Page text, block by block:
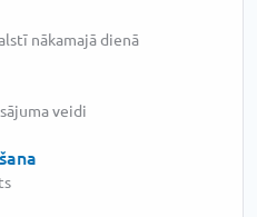
nākamajā dienā
veidi